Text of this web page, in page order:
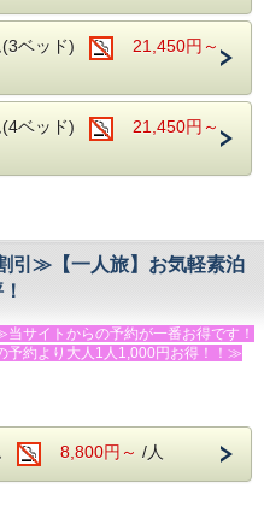
くベット使用数で、お部屋をお選びく
人２名・幼児（ベッドなし）１名な
名・小学生１名・幼児１名（ベッド
名・小学生１名など・・・
り海鮮舟盛り（６，５００円/人）
ます。）
鬼殻焼き・ボイル等（１匹 ４，００
わびのお造り（２，５００円/枚）も
てご宿泊の前日までに承ります。
SAKURA】全ての温泉を貸切でご利
か所の稼働となる場合がございます
ジオ利用（ミニキッチン付）
税別）
ー・ヨガマット・体操用ホッピングマ
様々な用途にご利用いただけます。
は無料でご利用頂けます。
8：00】
の活造り入り海鮮舟盛り＋
煮付の超贅沢な
れない方は事前にお問い合わせくだ
パンと、サラダ・卵料理・果物などの
乳はお替り自由）
（１匹 ４，０００円～）
わびのお造り（２，５００円/枚）も
てご宿泊の前日までに承ります。
SAKURA】全ての温泉を貸切でご利
散期は、いずれか1か所の稼働とな
）
記）
大人2，000円～）
(3ベッド)
21,450円～
(4ベッド)
21,450円～
引≫【一人旅】お気軽素泊
サイトからの予約が一番お得です！
予約より大人1人1,000円お得！！≫
安全認証宿泊施設★★★です！！！
旅★☆
したい方へのお気軽素泊まりプラ
ジネスなどにもご利用ください。
8,800円～ /人